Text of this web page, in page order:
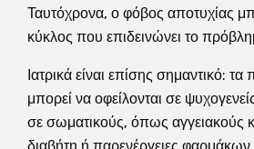
Ταυτόχρονα, ο φόβος αποτυχίας
κύκλος που επιδεινώνει το
Ιατρικά είναι επίσης σημαντικό:
μπορεί να οφείλονται σε
σε σωματικούς, όπως αγγειακούς
διαβήτη ή παρενέργειες